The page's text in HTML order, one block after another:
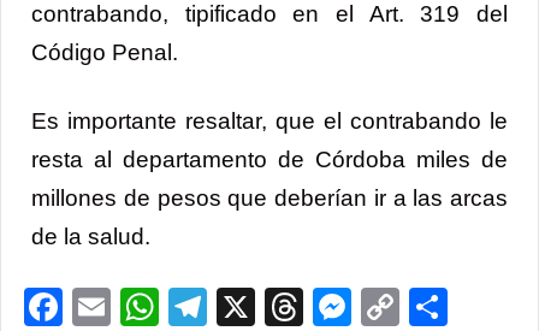
contrabando, tipificado en el Art. 319 del
Código Penal.
Es importante resaltar, que el contrabando le
resta al departamento de Córdoba miles de
millones de pesos que deberían ir a las arcas
de la salud.
Facebook
EmailWhatsApp
Telegram
X ThreadsCopy